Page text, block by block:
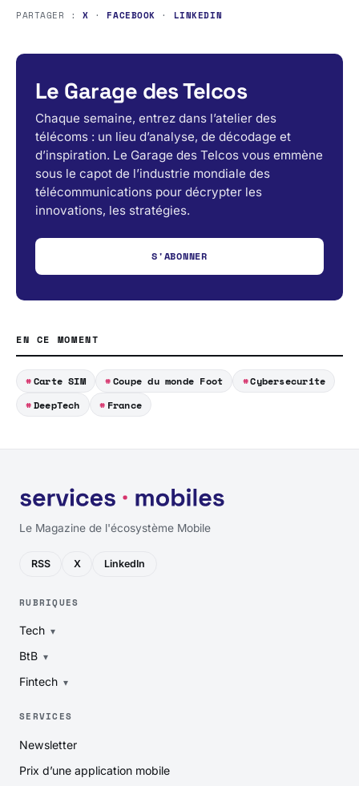
PARTAGER :X · FACEBOOK · LINKEDIN
Le Garage des Telcos
Chaque semaine, entrez dans l’atelier des
télécoms : un lieu d’analyse, de décodage et
d’inspiration. Le Garage des Telcos vous emmène
sous le capot de l’industrie mondiale des
télécommunications pour décrypter les
innovations, les stratégies.
S'ABONNER
EN CE MOMENT
Carte SIM Coupe du monde Foot
Cybersecurite
DeepTech
France
Le Magazine de l'écosystème Mobile
RSS X LinkedIn
RUBRIQUES
Tech
BtB
Fintech
SERVICES
Newsletter
Prix d’une application mobile